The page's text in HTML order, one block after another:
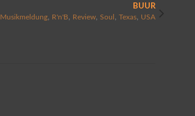
BUUR
Musikmeldung R'n'B Review ,Soul ,Texas USA